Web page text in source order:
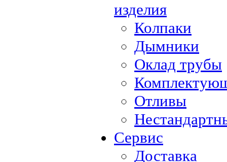
изделия
Колпаки
Дымники
Оклад трубы
Отливы
Сервис
Доставка